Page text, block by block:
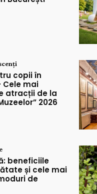
copii în
Cele mai
atracții de la
2026
beneficiile
și cele mai
de